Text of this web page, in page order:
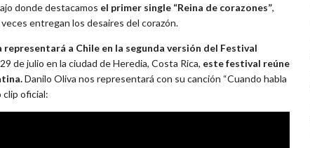
donde destacamos el primer single “Reina de corazones”,
entregan los desaires del corazón.
representará a Chile en la segunda versión del Festival
de julio en la ciudad de Heredia, Costa Rica, este festival reúne
Danilo Oliva nos representará con su canción “Cuando habla
clip oficial: